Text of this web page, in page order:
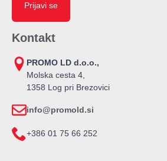
Prijavi se
Kontakt
PROMO LD d.o.o.,
Molska cesta 4,
1358 Log pri Brezovici
info@promold.si
+386 01 75 66 252